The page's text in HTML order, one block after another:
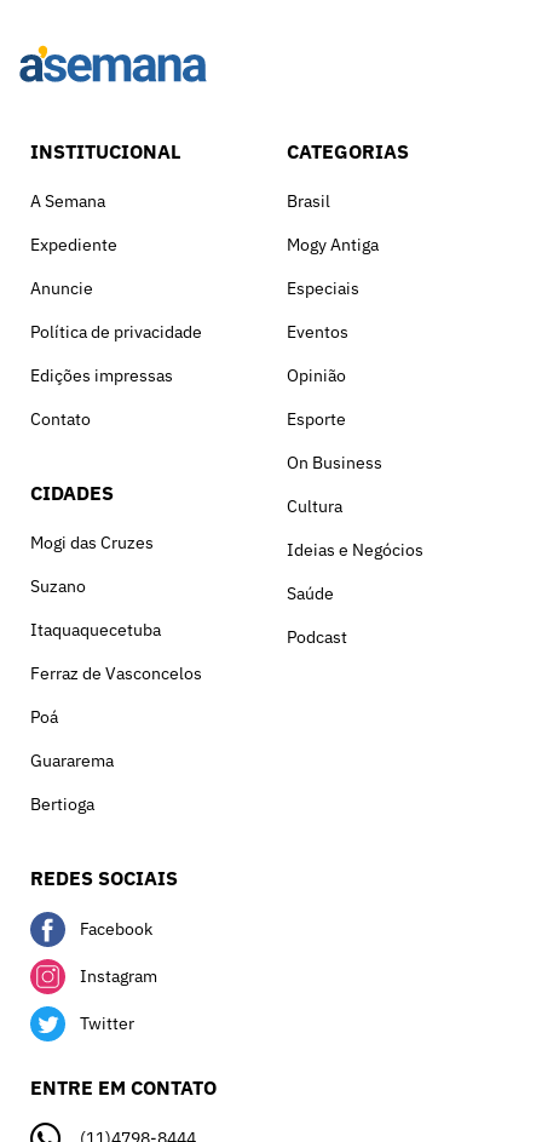
INSTITUCIONAL
A Semana
Expediente
Anuncie
Política de privacidade
Edições impressas
Contato
CIDADES
Mogi das Cruzes
Suzano
Itaquaquecetuba
Ferraz de Vasconcelos
Poá
Guararema
Bertioga
CATEGORIAS
Brasil
Mogy Antiga
Especiais
Eventos
Opinião
Esporte
On Business
Cultura
Ideias e Negócios
Saúde
Podcast
REDES SOCIAIS
Facebook
Instagram
Twitter
ENTRE EM CONTATO